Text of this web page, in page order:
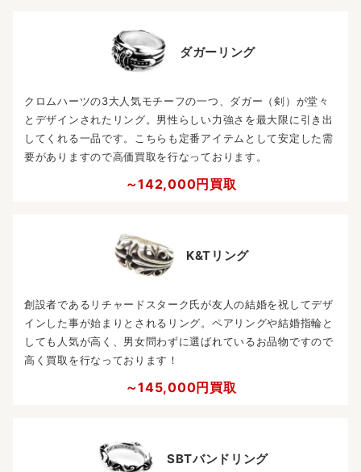
ダガーリング
クロムハーツの3大人気モチーフの一つ、ダガー（剣）が堂々
とデザインされたリング。男性らしい力強さを最大限に引き出
してくれる一品です。こちらも定番アイテムとして安定した需
要がありますので高価買取を行なっております。
～142,000円買取
K&Tリング
創設者であるリチャードスターク氏が友人の結婚を祝してデザ
インした事が始まりとされるリング。ペアリングや結婚指輪と
しても人気が高く、男女問わずに選ばれているお品物ですので
高く買取を行なっております！
～145,000円買取
SBTバンドリング